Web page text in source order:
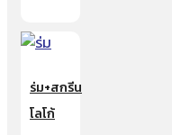
ร่ม+สกรีน
โลโก้